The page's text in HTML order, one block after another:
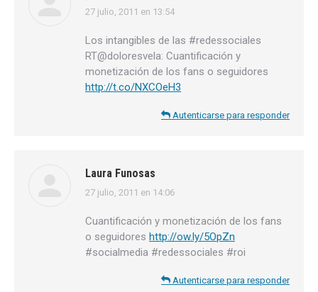
dice:
27 julio, 2011 en 13:54
Los intangibles de las #redessociales
RT@doloresvela: Cuantificación y
monetización de los fans o seguidores
http://t.co/NXCOeH3
Autenticarse para responder
Laura Funosas
dice:
27 julio, 2011 en 14:06
Cuantificación y monetización de los fans
o seguidores http://ow.ly/5OpZn
#socialmedia #redessociales #roi
Autenticarse para responder